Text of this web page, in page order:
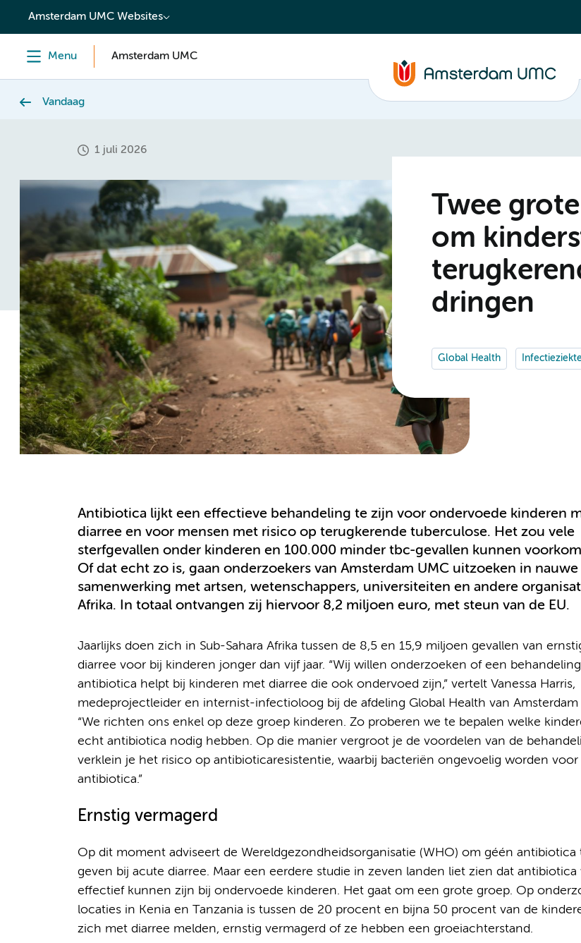
content
Amsterdam UMC Websites
Menu Amsterdam UMC
Vandaag
1 juli 2026
Twee
om
dringen
Global Health
Antibiotica lijkt een effectieve behandeling te zijn voor ondervoede kinderen
diarree en voor mensen met risico op terugkerende tuberculose. Het zou vele
sterfgevallen onder kinderen en 100.000 minder tbc-gevallen kunnen
Of dat echt zo is, gaan onderzoekers van Amsterdam UMC uitzoeken in nauwe
samenwerking met artsen, wetenschappers, universiteiten en andere
Afrika. In totaal ontvangen zij hiervoor 8,2 miljoen euro, met steun van de EU.
Jaarlijks doen zich in Sub-Sahara Afrika tussen de 8,5 en 15,9 miljoen gevallen van
diarree voor bij kinderen jonger dan vijf jaar. “Wij willen onderzoeken of een
antibiotica helpt bij kinderen met diarree die ook ondervoed zijn,” vertelt Vanessa Harris,
medeprojectleider en internist-infectioloog bij de afdeling Global Health van Amsterdam
“We richten ons enkel op deze groep kinderen. Zo proberen we te bepalen welke
echt antibiotica nodig hebben. Op die manier vergroot je de voordelen van de
verklein je het risico op antibioticaresistentie, waarbij bacteriën ongevoelig worden voor
antibiotica.”
Ernstig vermagerd
Op dit moment adviseert de Wereldgezondheidsorganisatie (WHO) om géén antibiotica
geven bij acute diarree. Maar een eerdere studie in zeven landen liet zien dat antibiotica
effectief kunnen zijn bij ondervoede kinderen. Het gaat om een grote groep. Op
locaties in Kenia en Tanzania is tussen de 20 procent en bijna 50 procent van de
zich met diarree melden, ernstig vermagerd of ze hebben een groeiachterstand.